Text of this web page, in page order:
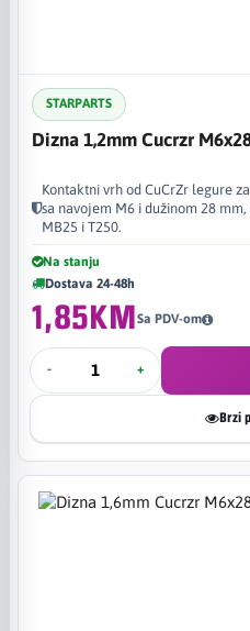
STARPARTS
Dizna 1,2mm Cucrzr
Kontaktni vrh od CuCrZr legure
sa navojem M6 i dužinom 28
MB25 i T250.
Na stanju
Dostava 24-48h
1,85KMSa PDV-om
- +
Brzi